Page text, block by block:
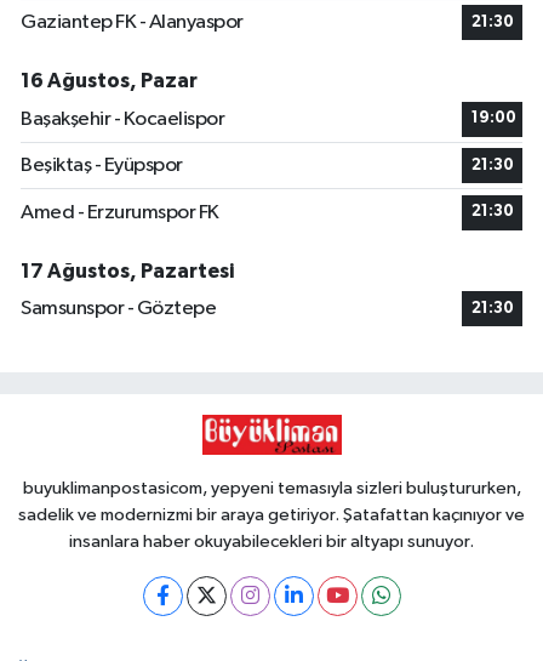
Gaziantep FK - Alanyaspor 21:30
16 Ağustos, Pazar
Başakşehir - Kocaelispor
19:00
Beşiktaş - Eyüpspor 21:30
Amed - Erzurumspor FK 21:30
17 Ağustos, Pazartesi
Samsunspor - Göztepe
21:30
buyuklimanpostasicom, yepyeni temasıyla sizleri buluştururken,
sadelik ve modernizmi bir araya getiriyor. Şatafattan kaçınıyor ve
insanlara haber okuyabilecekleri bir altyapı sunuyor.